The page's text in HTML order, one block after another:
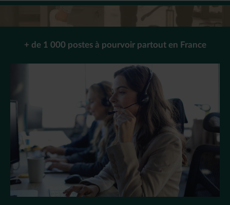
+ de 1 000 postes à pourvoir partout en France